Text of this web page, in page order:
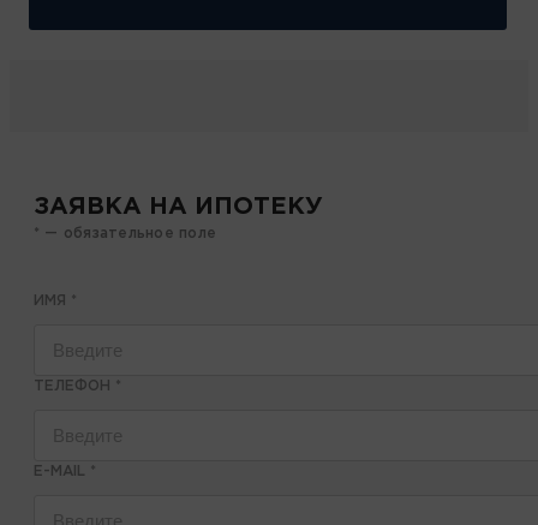
ЗАЯВКА НА ИПОТЕКУ
* — обязательное поле
ИМЯ *
ТЕЛЕФОН *
E-MAIL *